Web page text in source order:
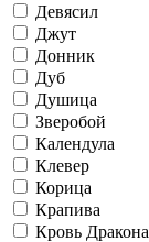
Девясил
Джут
Донник
Дуб
Душица
Зверобой
Календула
Клевер
Корица
Крапива
Кровь Дракона